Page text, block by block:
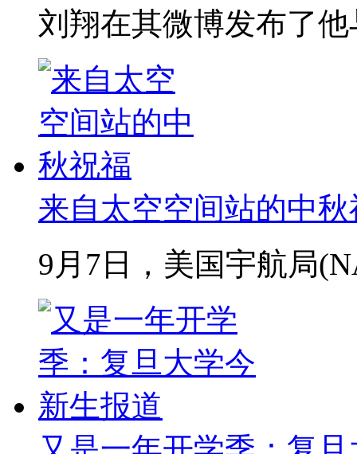
刘翔在其微博发布了
来自太空空间站的中秋
9月7日，美国宇航局